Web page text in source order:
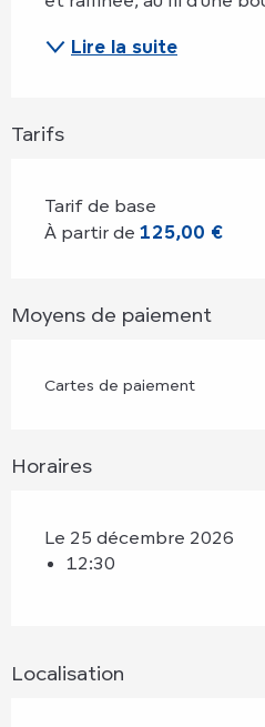
Lire la suite
Tarifs
Tarif de base
À partir de 125,00 €
Moyens de paiement
Cartes de paiement
Horaires
Le 25 décembre 2026
12:30
Localisation